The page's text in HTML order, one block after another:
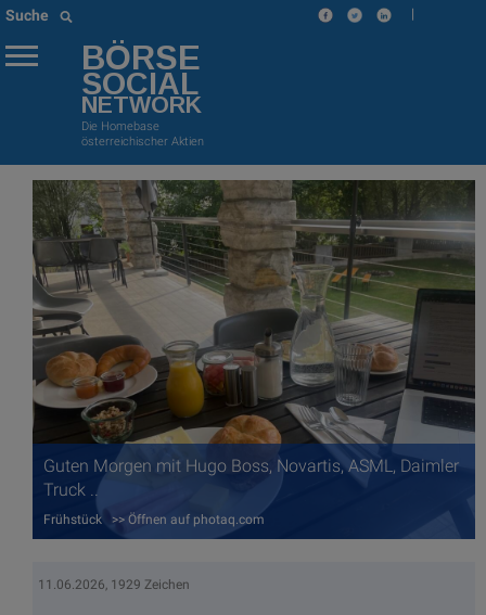
Suche |
BÖRSE
SOCIAL
NETWORK
Die Homebase
österreichischer Aktien
Guten Morgen mit Hugo Boss, Novartis, ASML, Daimler
Truck ..
Frühstück >> Öffnen auf photaq.com
11.06.2026, 1929 Zeichen